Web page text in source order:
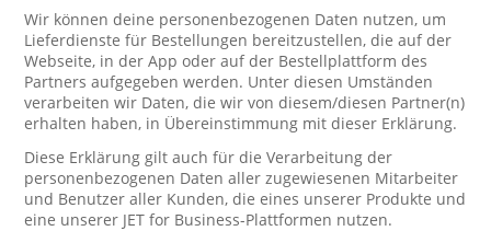
Wir können deine personenbezogenen Daten nutzen, um
Lieferdienste für Bestellungen bereitzustellen, die auf der
Webseite, in der App oder auf der Bestellplattform des
Partners aufgegeben werden. Unter diesen Umständen
verarbeiten wir Daten, die wir von diesem/diesen Partner(n)
erhalten haben, in Übereinstimmung mit dieser Erklärung.
Diese Erklärung gilt auch für die Verarbeitung der
personenbezogenen Daten aller zugewiesenen Mitarbeiter
und Benutzer aller Kunden, die eines unserer Produkte und
eine unserer JET for Business-Plattformen nutzen.